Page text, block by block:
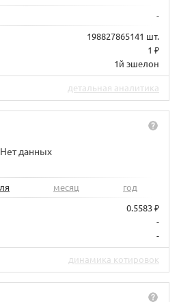
-
198827865141 шт.
1 ₽
1й эшелон
детальная аналитика
Нет данных
месяц
год
0.5583 ₽
-
-
динамика котировок